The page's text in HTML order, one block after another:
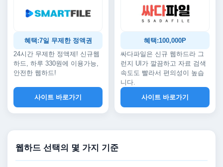
혜택:7일 무제한 정액권
24시간 무제한 정액제! 신규웹
하드, 하루 330원에 이용가능,
안전한 웹하드!
사이트 바로가기
혜택:100,000P
싸다파일은 신규 웹하드라 그
런지 UI가 깔끔하고 자료 검색
속도도 빨라서 편의성이 높습
니다.
사이트 바로가기
웹하드 선택의 몇 가지 기준